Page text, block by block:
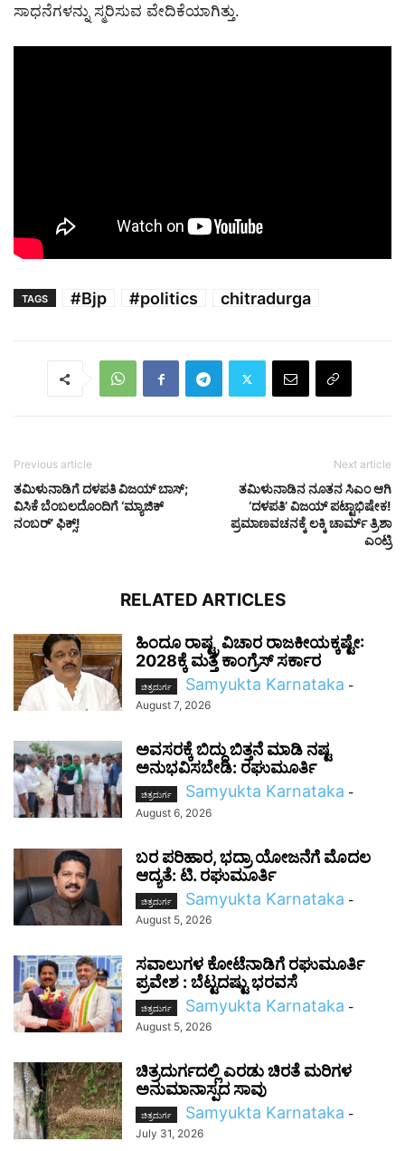
ಸಾಧನೆಗಳನ್ನು ಸ್ಮರಿಸುವ ವೇದಿಕೆಯಾಗಿತ್ತು.
TAGS #Bjp #politics chitradurga
Previous article
ತಮಿಳುನಾಡಿಗೆ ದಳಪತಿ ವಿಜಯ್ ಬಾಸ್;
ವಿಸಿಕೆ ಬೆಂಬಲದೊಂದಿಗೆ ‘ಮ್ಯಾಜಿಕ್
ನಂಬರ್’ ಫಿಕ್ಸ್!
Next article
ತಮಿಳುನಾಡಿನ ನೂತನ ಸಿಎಂ ಆಗಿ
‘ದಳಪತಿ’ ವಿಜಯ್ ಪಟ್ಟಾಭಿಷೇಕ!
ಪ್ರಮಾಣವಚನಕ್ಕೆ ಲಕ್ಕಿ ಚಾರ್ಮ್ ತ್ರಿಶಾ
ಎಂಟ್ರಿ
RELATED ARTICLES
ಹಿಂದೂ ರಾಷ್ಟ್ರ ವಿಚಾರ ರಾಜಕೀಯಕ್ಕಷ್ಟೇ:
2028ಕ್ಕೆ ಮತ್ತೆ ಕಾಂಗ್ರೆಸ್ ಸರ್ಕಾರ
ಚಿತ್ರದುರ್ಗ Samyukta Karnataka -
August 7, 2026
ಅವಸರಕ್ಕೆ ಬಿದ್ದು ಬಿತ್ತನೆ ಮಾಡಿ ನಷ್ಟ
ಅನುಭವಿಸಬೇಡಿ: ರಘುಮೂರ್ತಿ
ಚಿತ್ರದುರ್ಗ Samyukta Karnataka -
August 6, 2026
ಬರ ಪರಿಹಾರ, ಭದ್ರಾ ಯೋಜನೆಗೆ ಮೊದಲ
ಆದ್ಯತೆ: ಟಿ. ರಘುಮೂರ್ತಿ
ಚಿತ್ರದುರ್ಗ Samyukta Karnataka -
August 5, 2026
ಸವಾಲುಗಳ ಕೋಟೆನಾಡಿಗೆ ರಘುಮೂರ್ತಿ
ಪ್ರವೇಶ : ಬೆಟ್ಟದಷ್ಟು ಭರವಸೆ
ಚಿತ್ರದುರ್ಗ Samyukta Karnataka -
August 5, 2026
ಚಿತ್ರದುರ್ಗದಲ್ಲಿ ಎರಡು ಚಿರತೆ ಮರಿಗಳ
ಅನುಮಾನಾಸ್ಪದ ಸಾವು
ಚಿತ್ರದುರ್ಗ Samyukta Karnataka -
July 31, 2026